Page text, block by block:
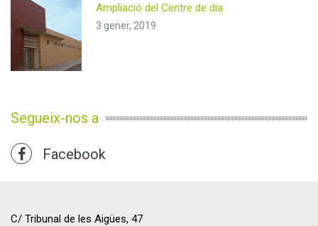
Ampliació del Centre de dia
3 gener, 2019
Segueix-nos a
Facebook
C/ Tribunal de les Aigües, 47